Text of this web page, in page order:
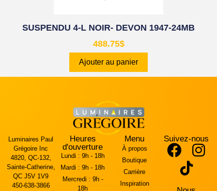
SUSPENDU 4-L NOIR- DEVON 1947-24MB
488.75$
Ajouter au panier
Luminaires Paul
Grégoire Inc
4820, QC-132,
Sainte-Catherine,
QC J5V 1V9
450-638-3866
Heures
d'ouverture
Lundi : 9h - 18h
Mardi : 9h - 18h
Mercredi : 9h -
18h
Menu
À propos
Boutique
Carrière
Inspiration
Suivez-nous